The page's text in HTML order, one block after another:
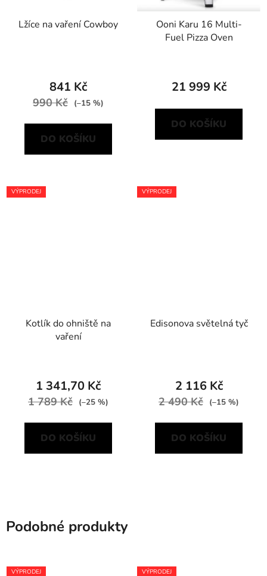
Lžíce na vaření Cowboy
841 Kč
990 Kč (–15 %)
DO KOŠÍKU
Ooni Karu 16 Multi-
Fuel Pizza Oven
21 999 Kč
DO KOŠÍKU
VÝPRODEJ
Kotlík do ohniště na
vaření
1 341,70 Kč
1 789 Kč (–25 %)
DO KOŠÍKU
VÝPRODEJ
Edisonova světelná tyč
2 116 Kč
2 490 Kč (–15 %)
DO KOŠÍKU
Podobné produkty
VÝPRODEJ VÝPRODEJ